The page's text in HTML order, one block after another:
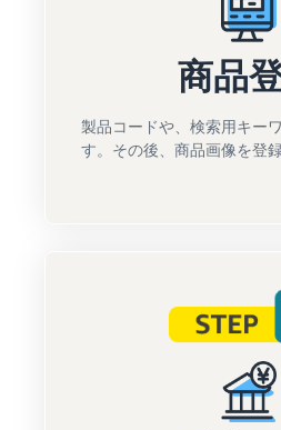
商品
製品コードや、検索用キー
す。その後、商品画像を登録